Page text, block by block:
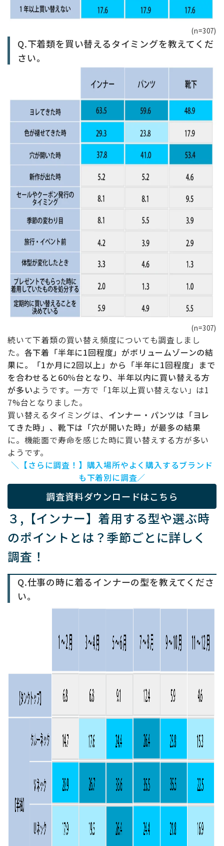
(n=307)
Q.下着類を買い替えるタイミングを教えてくだ
さい。
(n=307)
続いて下着類の買い替え頻度についても調査しまし
た。 各下着「半年に1回程度」がボリュームゾーンの結
果に。「1か月に2回以上」から「半年に1回程度」まで
を合わせると60％台となり、半年以内に買い替える方
が多いようです。一方で「1年以上買い替えない」は1
7%台となりました。
買い替えるタイミングは、 インナー・パンツは「ヨレ
てきた時」、靴下は「穴が開いた時」が最多の結果
に。機能面で寿命を感じた時に買い替えする方が多い
ようです。
＼【さらに調査！】購入場所やよく購入するブランド
も下着別に調査／
調査資料ダウンロードはこちら
３,【インナー】着用する型や選ぶ時
のポイントとは？季節ごとに詳しく
調査！
Q.仕事の時に着るインナーの型を教えてくださ
い。